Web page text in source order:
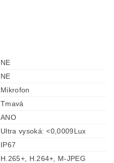
NE
NE
Mikrofon
Tmavá
ANO
Ultra vysoká: <0,0009Lux
IP67
H.265+, H.264+, M-JPEG